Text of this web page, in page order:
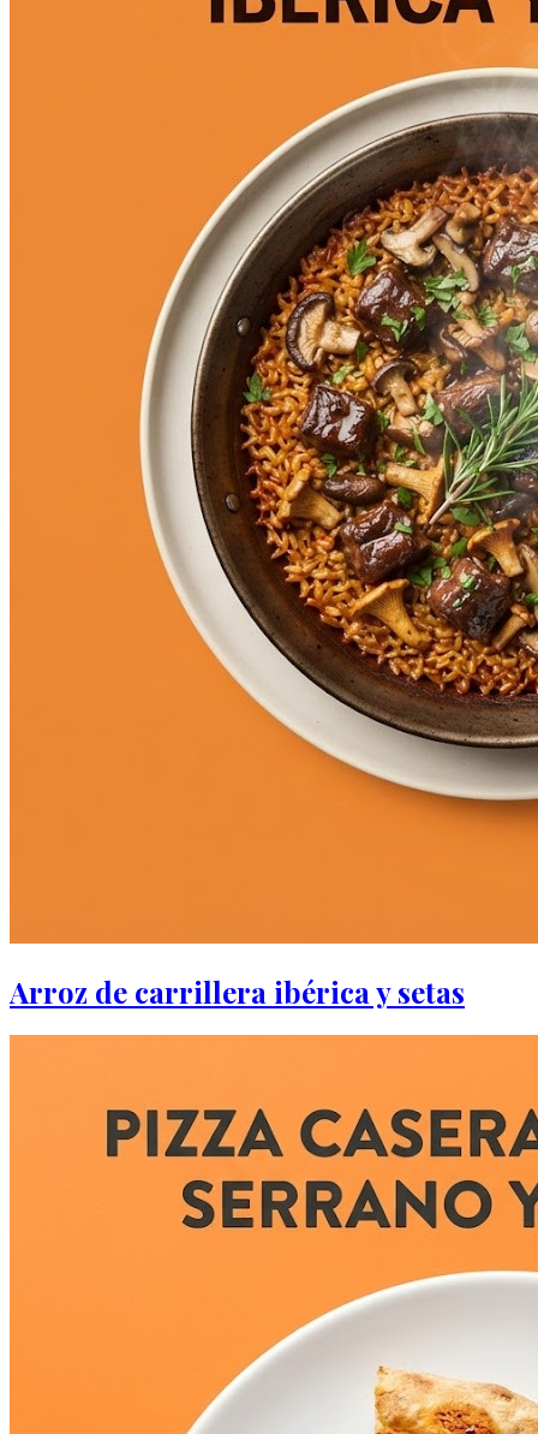
Arroz de carrillera ibérica y setas